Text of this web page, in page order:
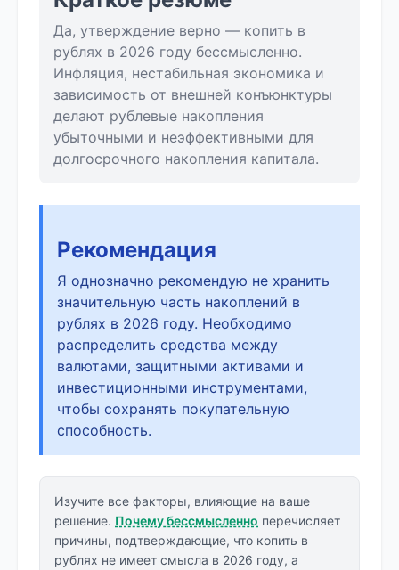
Да, утверждение верно — копить в
рублях в 2026 году бессмысленно.
Инфляция, нестабильная экономика и
зависимость от внешней конъюнктуры
делают рублевые накопления
убыточными и неэффективными для
долгосрочного накопления капитала.
Рекомендация
Я однозначно рекомендую не хранить
значительную часть накоплений в
рублях в 2026 году. Необходимо
распределить средства между
валютами, защитными активами и
инвестиционными инструментами,
чтобы сохранять покупательную
способность.
Изучите все факторы, влияющие на ваше
решение. Почему бессмысленно перечисляет
причины, подтверждающие, что копить в
рублях не имеет смысла в 2026 году, а